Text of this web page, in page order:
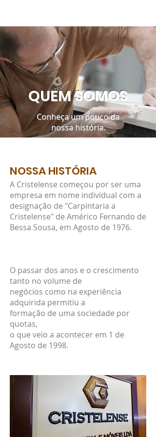
QUEM SOMOS
Conheça um pouco da
nossa história.
​NOSSA HISTÓRIA
A Cristelense começou por ser uma
empresa em nome individual com a
designação de "Carpintaria a
Cristelense" de Américo Fernando de
Bessa Sousa, em Agosto de 1976.
O passar dos anos e o crescimento
tanto no volume de
negócios como na experiência
adquirida permitiu a
formação de uma sociedade por
quotas,
o que veio a acontecer em 1 de
Agosto de 1998.